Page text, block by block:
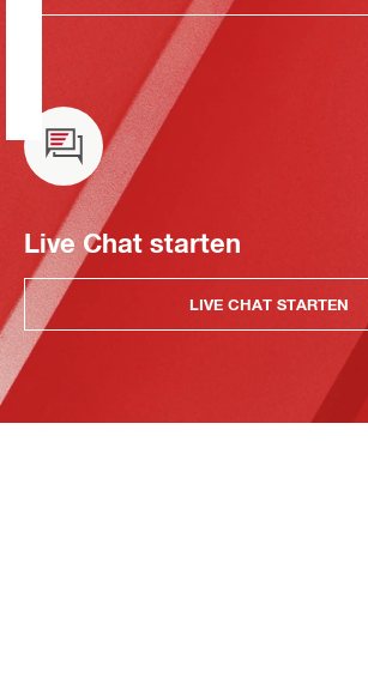
Live Chat starten
LIVE CHAT STARTEN